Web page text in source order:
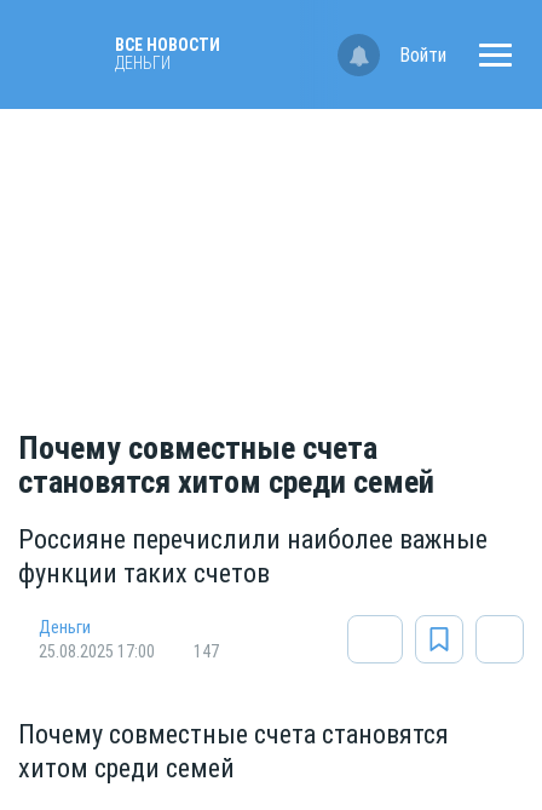
ВСЕ НОВОСТИ
ДЕНЬГИ
Войти
Почему совместные счета
становятся хитом среди семей
Россияне перечислили наиболее важные
функции таких счетов
Деньги
25.08.2025 17:00
147
Почему совместные счета становятся
хитом среди семей